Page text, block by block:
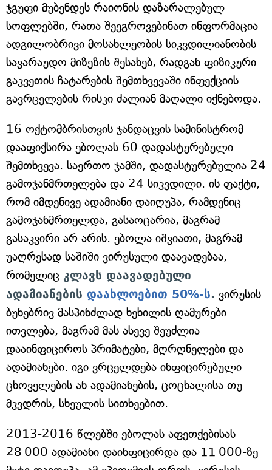
ჯგუფი მუბენდეს რაიონის დაზარალებულ
სოფლებში, რათა შეეგროვებინათ ინფორმაცია
ადგილობრივი მოსახლეობის სიკვდილიანობის
სავარაუდო მიზეზის შესახებ, რადგან ფიზიკური
გაკვეთის ჩატარების შემთხვევაში ინფექციის
გავრცელების რისკი ძალიან მაღალი იქნებოდა.
16 ოქტომბრისთვის ჯანდაცვის სამინისტრომ
დააფიქსირა ებოლას 60 დადასტურებული
შემთხვევა. საერთო ჯამში, დადასტურებულია 24
გამოჯანმრთელება და 24 სიკვდილი. ის ფაქტი,
რომ იმდენივე ადამიანი დაიღუპა, რამდენიც
გამოჯანმრთელდა, გასაოცარია, მაგრამ
გასაკვირი არ არის. ებოლა იშვიათი, მაგრამ
უაღრესად საშიში ვირუსული დაავადებაა,
რომელიც კლავს დაავადებული
ადამიანების დაახლოებით 50%-ს. ვირუსის
ბუნებრივ მასპინძლად ხეხილის ღამურები
ითვლება, მაგრამ მას ასევე შეუძლია
დააინფიციროს პრიმატები, მღრღნელები და
ადამიანები. იგი ვრცელდება ინფიცირებული
ცხოველების ან ადამიანების, ცოცხალისა თუ
მკვდრის, სხეულის სითხეებით.
2013-2016 წლებში ებოლას აფეთქებისას
28 000 ადამიანი დაინფიცირდა და 11 000-ზე